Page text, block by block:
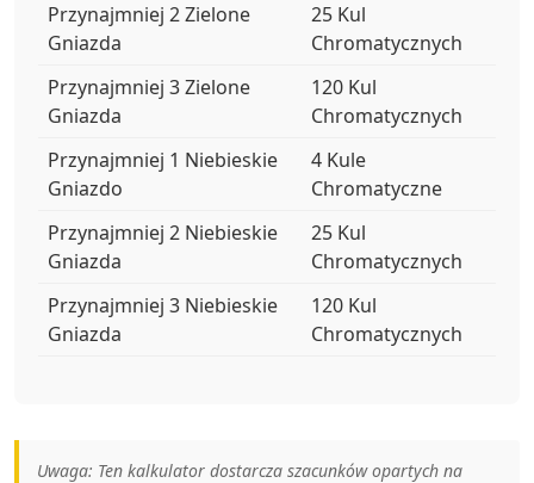
Przynajmniej 2 Zielone
Gniazda
25 Kul
Chromatycznych
Przynajmniej 3 Zielone
Gniazda
120 Kul
Chromatycznych
Przynajmniej 1 Niebieskie
Gniazdo
4 Kule
Chromatyczne
Przynajmniej 2 Niebieskie
Gniazda
25 Kul
Chromatycznych
Przynajmniej 3 Niebieskie
Gniazda
120 Kul
Chromatycznych
Uwaga: Ten kalkulator dostarcza szacunków opartych na